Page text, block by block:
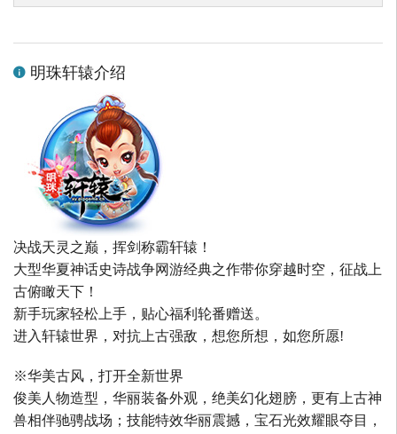
明珠轩辕介绍
决战天灵之巅，挥剑称霸轩辕！
大型华夏神话史诗战争网游经典之作带你穿越时空，征战上
古俯瞰天下！
新手玩家轻松上手，贴心福利轮番赠送。
进入轩辕世界，对抗上古强敌，想您所想，如您所愿!
※华美古风，打开全新世界
俊美人物造型，华丽装备外观，绝美幻化翅膀，更有上古神
兽相伴驰骋战场；技能特效华丽震撼，宝石光效耀眼夺目，